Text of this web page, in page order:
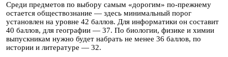
Среди предметов по выбору самым «дорогим» по-прежнему
остается обществознание — здесь минимальный порог
установлен на уровне 42 баллов. Для информатики он составит
40 баллов, для географии — 37. По биологии, физике и химии
выпускникам нужно будет набрать не менее 36 баллов, по
истории и литературе — 32.